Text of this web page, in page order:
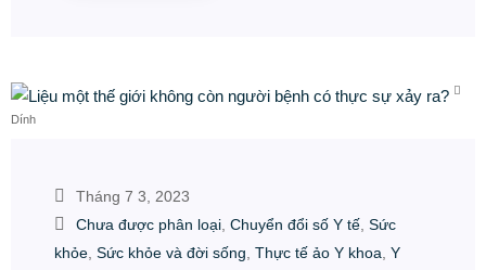
Dính
Tháng 7 3, 2023
Chưa được phân loại Chuyển đổi số Y tế Sức
khỏe Sức khỏe và đời sống Thực tế ảo Y khoa Y